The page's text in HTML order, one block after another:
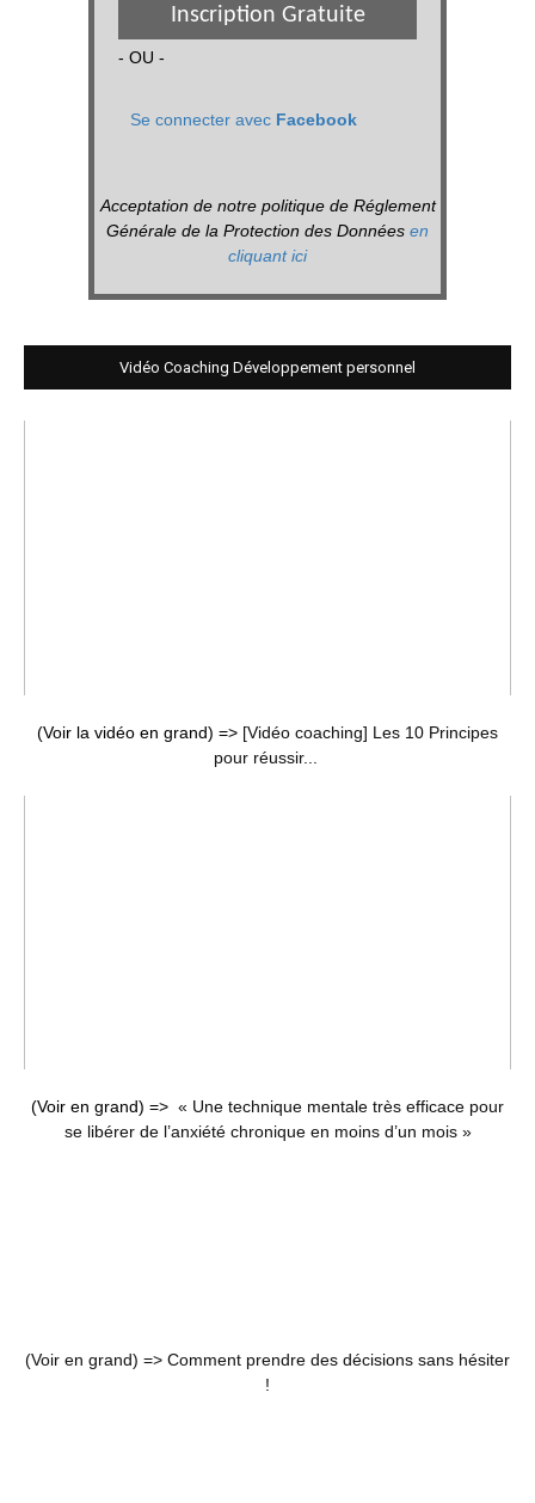
Inscription Gratuite
- OU -
Se connecter avec Facebook
Acceptation de notre politique de Réglement
Générale de la Protection des Données en
cliquant ici
Vidéo Coaching Développement personnel
(Voir la vidéo en grand) => [Vidéo coaching] Les 10 Principes
pour réussir...
(Voir en grand) => « Une technique mentale très efficace pour
se libérer de l’anxiété chronique en moins d’un mois »
(Voir en grand) => Comment prendre des décisions sans hésiter
!